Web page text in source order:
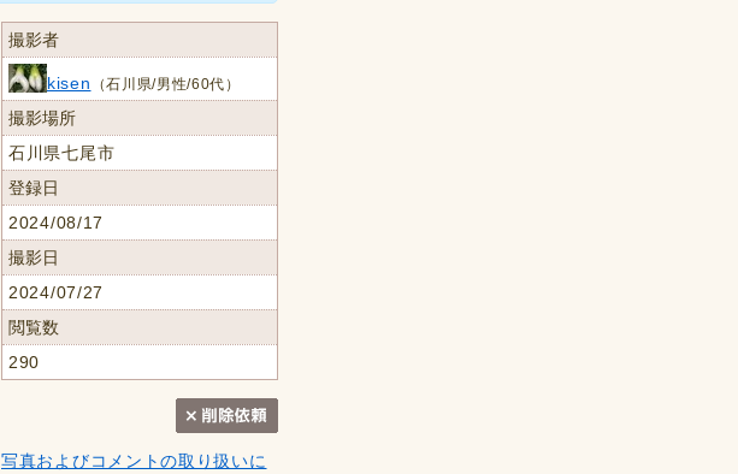
撮影者
kisen （石川県/男性/60代）
撮影場所
石川県七尾市
登録日
2024/08/17
撮影日
2024/07/27
閲覧数
290
写真およびコメントの取り扱いに